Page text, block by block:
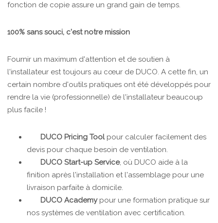
fonction de copie assure un grand gain de temps.
100% sans souci, c'est notre mission
Fournir un maximum d'attention et de soutien à
l'installateur est toujours au cœur de DUCO. A cette fin, un
certain nombre d'outils pratiques ont été développés pour
rendre la vie (professionnelle) de l'installateur beaucoup
plus facile !
DUCO Pricing Toolpour calculer facilement des
devis pour chaque besoin de ventilation.
DUCO Start-up Service, où DUCO aide à la
finition après l'installation et l'assemblage pour une
livraison parfaite à domicile.
DUCO Academypour une formation pratique sur
nos systèmes de ventilation avec certification.